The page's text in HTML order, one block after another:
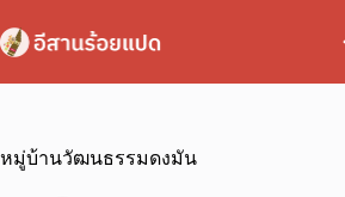
to
content
หมู่บ้านวัฒนธรรมดงมัน